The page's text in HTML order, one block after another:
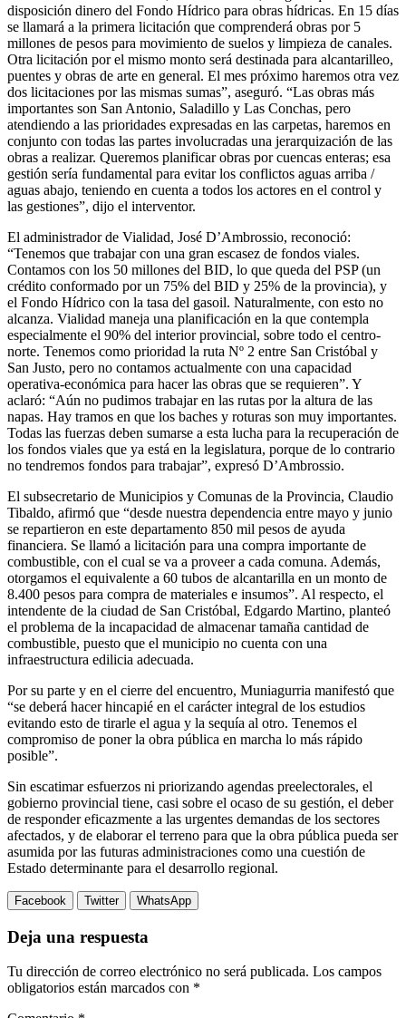
disposición dinero del Fondo Hídrico para obras hídricas. En 15 días
se llamará a la primera licitación que comprenderá obras por 5
millones de pesos para movimiento de suelos y limpieza de canales.
Otra licitación por el mismo monto será destinada para alcantarilleo,
puentes y obras de arte en general. El mes próximo haremos otra vez
dos licitaciones por las mismas sumas”, aseguró. “Las obras más
importantes son San Antonio, Saladillo y Las Conchas, pero
atendiendo a las prioridades expresadas en las carpetas, haremos en
conjunto con todas las partes involucradas una jerarquización de las
obras a realizar. Queremos planificar obras por cuencas enteras; esa
gestión sería fundamental para evitar los conflictos aguas arriba /
aguas abajo, teniendo en cuenta a todos los actores en el control y
las gestiones”, dijo el interventor.
El administrador de Vialidad, José D’Ambrossio, reconoció:
“Tenemos que trabajar con una gran escasez de fondos viales.
Contamos con los 50 millones del BID, lo que queda del PSP (un
crédito conformado por un 75% del BID y 25% de la provincia), y
el Fondo Hídrico con la tasa del gasoil. Naturalmente, con esto no
alcanza. Vialidad maneja una planificación en la que contempla
especialmente el 90% del interior provincial, sobre todo el centro-
norte. Tenemos como prioridad la ruta Nº 2 entre San Cristóbal y
San Justo, pero no contamos actualmente con una capacidad
operativa-económica para hacer las obras que se requieren”. Y
aclaró: “Aún no pudimos trabajar en las rutas por la altura de las
napas. Hay tramos en que los baches y roturas son muy importantes.
Todas las fuerzas deben sumarse a esta lucha para la recuperación de
los fondos viales que ya está en la legislatura, porque de lo contrario
no tendremos fondos para trabajar”, expresó D’Ambrossio.
El subsecretario de Municipios y Comunas de la Provincia, Claudio
Tibaldo, afirmó que “desde nuestra dependencia entre mayo y junio
se repartieron en este departamento 850 mil pesos de ayuda
financiera. Se llamó a licitación para una compra importante de
combustible, con el cual se va a proveer a cada comuna. Además,
otorgamos el equivalente a 60 tubos de alcantarilla en un monto de
8.400 pesos para compra de materiales e insumos”. Al respecto, el
intendente de la ciudad de San Cristóbal, Edgardo Martino, planteó
el problema de la incapacidad de almacenar tamaña cantidad de
combustible, puesto que el municipio no cuenta con una
infraestructura edilicia adecuada.
Por su parte y en el cierre del encuentro, Muniagurria manifestó que
“se deberá hacer hincapié en el carácter integral de los estudios
evitando esto de tirarle el agua y la sequía al otro. Tenemos el
compromiso de poner la obra pública en marcha lo más rápido
posible”.
Sin escatimar esfuerzos ni priorizando agendas preelectorales, el
gobierno provincial tiene, casi sobre el ocaso de su gestión, el deber
de responder eficazmente a las urgentes demandas de los sectores
afectados, y de elaborar el terreno para que la obra pública pueda ser
asumida por las futuras administraciones como una cuestión de
Estado determinante para el desarrollo regional.
Facebook Twitter WhatsApp
Deja una respuesta
Tu dirección de correo electrónico no será publicada. Los campos
obligatorios están marcados con *